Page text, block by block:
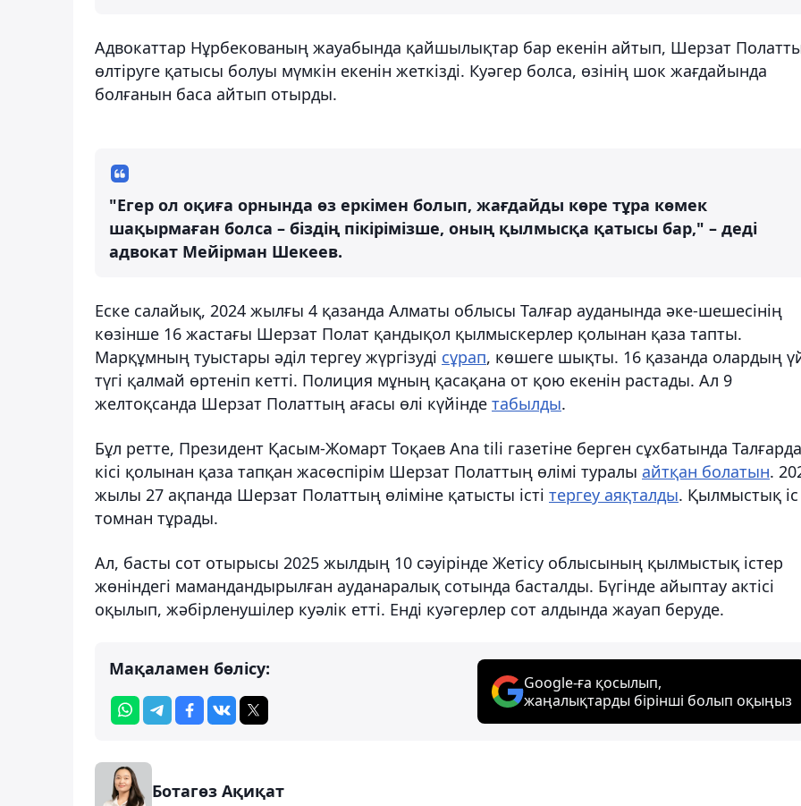
Адвокаттар Нұрбекованың жауабында қайшылықтар бар екенін айтып, Шерзат
өлтіруге қатысы болуы мүмкін екенін жеткізді. Куәгер болса, өзінің шок жағдайында
болғанын баса айтып отырды.
"Егер ол оқиға орнында өз еркімен болып, жағдайды көре тұра көмек
шақырмаған болса – біздің пікірімізше, оның қылмысқа қатысы бар," – деді
адвокат Мейірман Шекеев.
Еске салайық, 2024 жылғы 4 қазанда Алматы облысы Талғар ауданында әке-шешесінің
көзінше 16 жастағы Шерзат Полат қандықол қылмыскерлер қолынан қаза тапты.
Марқұмның туыстары әділ тергеу жүргізуді сұрап, көшеге шықты. 16 қазанда олардың
түгі қалмай өртеніп кетті. Полиция мұның қасақана от қою екенін растады. Ал 9
желтоқсанда Шерзат Полаттың ағасы өлі күйінде табылды.
Бұл ретте, Президент Қасым-Жомарт Тоқаев Ana tili газетіне берген сұхбатында Талғарда
кісі қолынан қаза тапқан жасөспірім Шерзат Полаттың өлімі туралы айтқан болатын.
жылы 27 ақпанда Шерзат Полаттың өліміне қатысты істі тергеу аяқталды. Қылмыстық
томнан тұрады.
Ал, басты сот отырысы 2025 жылдың 10 сәуірінде Жетісу облысының қылмыстық істер
жөніндегі мамандандырылған ауданаралық сотында басталды. Бүгінде айыптау актісі
оқылып, жәбірленушілер куәлік етті. Енді куәгерлер сот алдында жауап беруде.
Мақаламен бөлісу:
Google-ға қосылып,
жаңалықтарды бірінші болып оқыңыз
Ботагөз Ақиқат